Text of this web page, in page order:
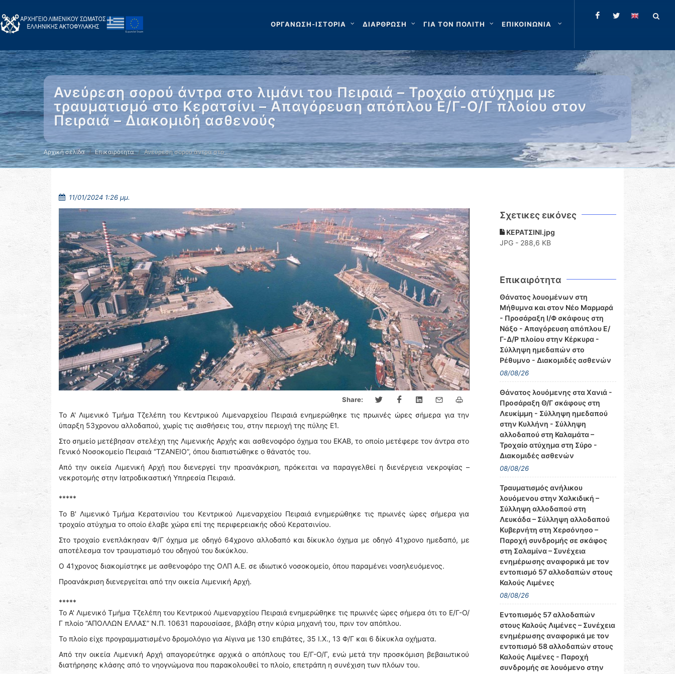
ΟΡΓΑΝΩΣΗ-ΙΣΤΟΡΙΑ ΔΙΑΡΘΡΩΣΗ ΓΙΑ ΤΟΝ ΠΟΛΙΤΗ ΕΠΙΚΟΙΝΩΝΙΑ
Ανεύρεση σορού άντρα στο λιμάνι του Πειραιά – Τροχαίο ατύχημα με
τραυματισμό στο Κερατσίνι – Απαγόρευση απόπλου Ε/Γ-Ο/Γ πλοίου στον
Πειραιά – Διακομιδή ασθενούς
Αρχική σελίδα Επικαιρότητα Ανεύρεση σορού άντρα στο …
11/01/2024 1:26 μμ.
Share:
Το Α' Λιμενικό Τμήμα Τζελέπη του Κεντρικού Λιμεναρχείου Πειραιά ενημερώθηκε τις πρωινές ώρες σήμερα για την
ύπαρξη 53χρονου αλλοδαπού, χωρίς τις αισθήσεις του, στην περιοχή της πύλης Ε1.
Στο σημείο μετέβησαν στελέχη της Λιμενικής Αρχής και ασθενοφόρο όχημα του ΕΚΑΒ, το οποίο μετέφερε τον άντρα στο
Γενικό Νοσοκομείο Πειραιά “ΤΖΑΝΕΙΟ”, όπου διαπιστώθηκε ο θάνατός του.
Από την οικεία Λιμενική Αρχή που διενεργεί την προανάκριση, πρόκειται να παραγγελθεί η διενέργεια νεκροψίας –
νεκροτομής στην Ιατροδικαστική Υπηρεσία Πειραιά.
*****
Το Β' Λιμενικό Τμήμα Κερατσινίου του Κεντρικού Λιμεναρχείου Πειραιά ενημερώθηκε τις πρωινές ώρες σήμερα για
τροχαίο ατύχημα το οποίο έλαβε χώρα επί της περιφερειακής οδού Κερατσινίου.
Στο τροχαίο ενεπλάκησαν Φ/Γ όχημα με οδηγό 64χρονο αλλοδαπό και δίκυκλο όχημα με οδηγό 41χρονο ημεδαπό, με
αποτέλεσμα τον τραυματισμό του οδηγού του δικύκλου.
Ο 41χρονος διακομίστηκε με ασθενοφόρο της ΟΛΠ Α.Ε. σε ιδιωτικό νοσοκομείο, όπου παραμένει νοσηλευόμενος.
Προανάκριση διενεργείται από την οικεία Λιμενική Αρχή.
*****
Το Α' Λιμενικό Τμήμα Τζελέπη του Κεντρικού Λιμεναρχείου Πειραιά ενημερώθηκε τις πρωινές ώρες σήμερα ότι το Ε/Γ-Ο/
Γ πλοίο “ΑΠΟΛΛΩΝ ΕΛΛΑΣ” Ν.Π. 10631 παρουσίασε, βλάβη στην κύρια μηχανή του, πριν τον απόπλου.
Το πλοίο είχε προγραμματισμένο δρομολόγιο για Αίγινα με 130 επιβάτες, 35 Ι.Χ., 13 Φ/Γ και 6 δίκυκλα οχήματα.
Από την οικεία Λιμενική Αρχή απαγορεύτηκε αρχικά ο απόπλους του Ε/Γ-Ο/Γ, ενώ μετά την προσκόμιση βεβαιωτικού
διατήρησης κλάσης από το νηογνώμονα που παρακολουθεί το πλοίο, επετράπη η συνέχιση των πλόων του.
Σχετικες εικόνες
ΚΕΡΑΤΣΙΝΙ.jpg
JPG - 288,6 KB
Επικαιρότητα
Θάνατος λουομένων στη
Μήθυμνα και στον Νέο Μαρμαρά
- Προσάραξη Ι/Φ σκάφους στη
Νάξο - Απαγόρευση απόπλου Ε/
Γ-Δ/Ρ πλοίου στην Κέρκυρα -
Σύλληψη ημεδαπών στο
Ρέθυμνο - Διακομιδές ασθενών
08/08/26
Θάνατος λουόμενης στα Χανιά -
Προσάραξη Θ/Γ σκάφους στη
Λευκίμμη - Σύλληψη ημεδαπού
στην Κυλλήνη - Σύλληψη
αλλοδαπού στη Καλαμάτα –
Τροχαίο ατύχημα στη Σύρο -
Διακομιδές ασθενών
08/08/26
Τραυματισμός ανήλικου
λουόμενου στην Χαλκιδική –
Σύλληψη αλλοδαπού στη
Λευκάδα – Σύλληψη αλλοδαπού
Κυβερνήτη στη Χερσόνησο –
Παροχή συνδρομής σε σκάφος
στη Σαλαμίνα – Συνέχεια
ενημέρωσης αναφορικά με τον
εντοπισμό 57 αλλοδαπών στους
Καλούς Λιμένες
08/08/26
Εντοπισμός 57 αλλοδαπών
στους Καλούς Λιμένες – Συνέχεια
ενημέρωσης αναφορικά με τον
εντοπισμό 58 αλλοδαπών στους
Καλούς Λιμένες - Παροχή
συνδρομής σε λουόμενο στην